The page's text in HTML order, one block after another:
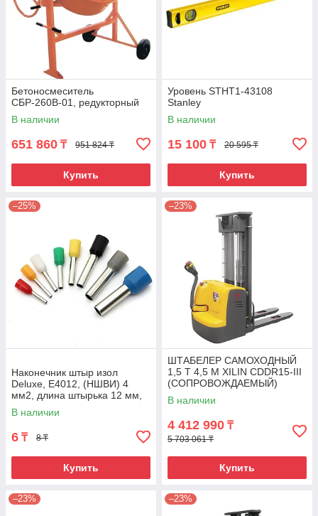
Бетоносмеситель
СБР-260В-01, редукторный
В наличии
651 860 ₸ 951 824 ₸
Купить
Уровень STHT1-43108
Stanley
В наличии
15 100 ₸ 20 595 ₸
Купить
–25%
Наконечник штыр изол
Deluxe, Е4012, (НШВИ) 4
мм2, длина штырька 12 мм,
(1000 шт/упак)
В наличии
6 ₸ 8 ₸
Купить
–23%
ШТАБЕЛЕР САМОХОДНЫЙ
1,5 Т 4,5 М XILIN CDDR15-III
(СОПРОВОЖДАЕМЫЙ)
В наличии
4 412 990 ₸
5 703 061 ₸
Купить
–23% –23%